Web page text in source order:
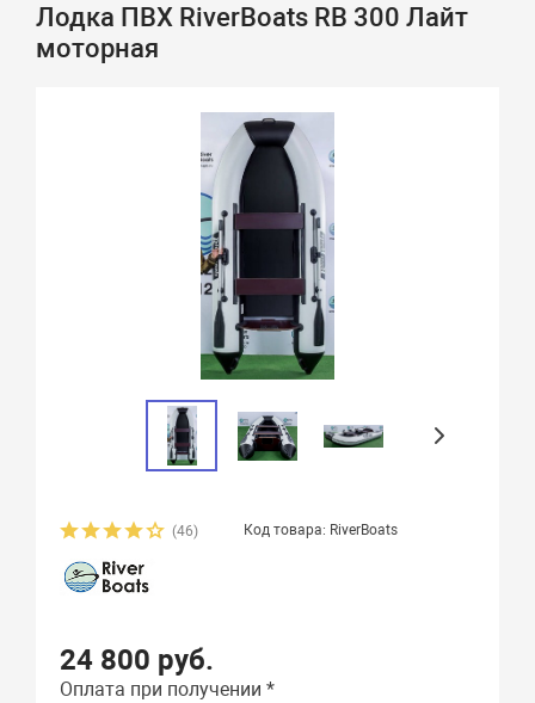
Лодка ПВХ RiverBoats RB 300 Лайт
моторная
(46) Код товара: RiverBoats
24 800 руб.
Оплата при получении *